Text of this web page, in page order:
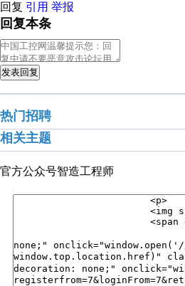
回复 引用 举报
回复本条
发表回复
热门招聘
相关主题
官方公众号智造工程师